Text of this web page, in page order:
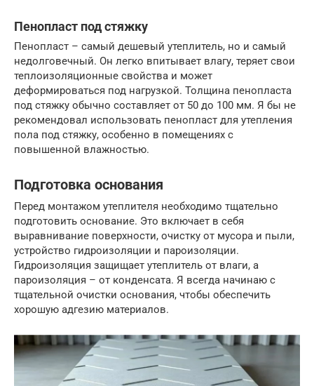
Пенопласт под стяжку
Пенопласт – самый дешевый утеплитель, но и самый
недолговечный. Он легко впитывает влагу, теряет свои
теплоизоляционные свойства и может
деформироваться под нагрузкой. Толщина пенопласта
под стяжку обычно составляет от 50 до 100 мм. Я бы не
рекомендовал использовать пенопласт для утепления
пола под стяжку, особенно в помещениях с
повышенной влажностью.
Подготовка основания
Перед монтажом утеплителя необходимо тщательно
подготовить основание. Это включает в себя
выравнивание поверхности, очистку от мусора и пыли,
устройство гидроизоляции и пароизоляции.
Гидроизоляция защищает утеплитель от влаги, а
пароизоляция – от конденсата. Я всегда начинаю с
тщательной очистки основания, чтобы обеспечить
хорошую адгезию материалов.